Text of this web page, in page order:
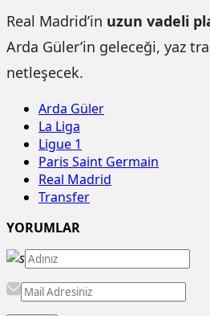
Real Madrid’in uzun vadeli
Arda Güler’in geleceği, yaz
netleşecek.
Arda Güler
La Liga
Ligue 1
Paris Saint Germain
Real Madrid
Transfer
YORUMLAR